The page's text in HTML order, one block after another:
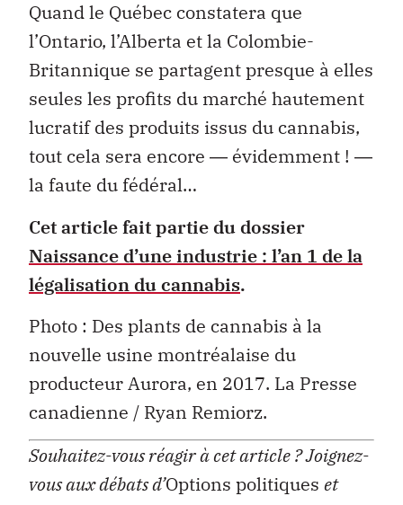
Quand le Québec constatera que
l’Ontario, l’Alberta et la Colombie-
Britannique se partagent presque à elles
seules les profits du marché hautement
lucratif des produits issus du cannabis,
tout cela sera encore ― évidemment ! ―
la faute du fédéral…
Cet article fait partie du dossier
Naissance d’une industrie : l’an 1 de la
légalisation du cannabis.
Photo : Des plants de cannabis à la
nouvelle usine montréalaise du
producteur Aurora, en 2017. La Presse
canadienne / Ryan Remiorz.
Souhaitez-vous réagir à cet article ? Joignez-
vous aux débats d’Options politiques et